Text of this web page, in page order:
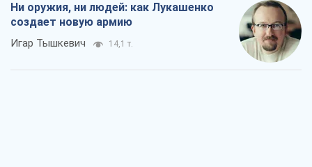
Ни оружия, ни людей: как Лукашенко
создает новую армию
Игар Тышкевич 14,1 т.